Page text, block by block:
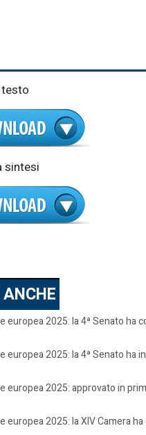
sintesi
europea 2025: la 4ª Senato ha
europea 2025: la 4ª Senato ha
europea 2025: approvato in
europea 2025: la XIV Camera